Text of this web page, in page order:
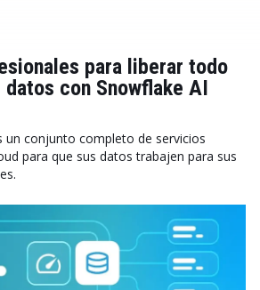
para liberar todo
con Snowflake AI
un conjunto completo de servicios
para que sus datos trabajen para sus